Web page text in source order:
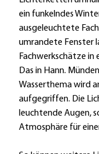
ein funkelndes
ausgeleuchtete
umrandete Fenster
Fachwerkschätze in
Das in Hann.
Wasserthema wird
aufgegriffen. Die
leuchtende Augen,
Atmosphäre für